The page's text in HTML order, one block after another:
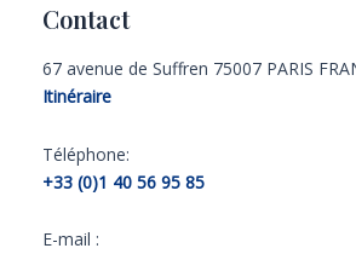
Contact
67 avenue de Suffren 75007 PARIS
Itinéraire
Téléphone:
+33 (0)1 40 56 95 85
E-mail :